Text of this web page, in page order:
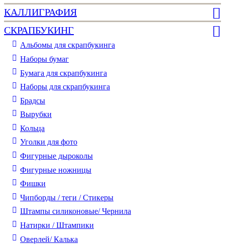
КАЛЛИГРАФИЯ
СКРАПБУКИНГ
Альбомы для скрапбукинга
Наборы бумаг
Бумага для скрапбукинга
Наборы для скрапбукинга
Брадсы
Вырубки
Кольца
Уголки для фото
Фигурные дыроколы
Фигурные ножницы
Фишки
Чипборды / теги / Стикеры
Штампы силиконовые/ Чернила
Натирки / Штампики
Оверлей/ Калька